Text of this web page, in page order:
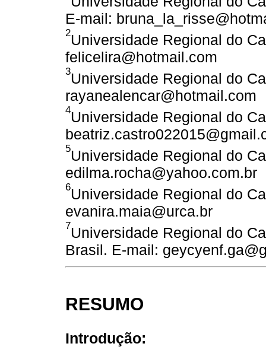
E-mail:
2Universidade Regional do
felicelira@hotmail.com
3Universidade Regional do
rayanealencar@hotmail.com
4Universidade Regional do
5Universidade Regional do
edilma.rocha@yahoo.com.br
6Universidade Regional do
evanira.maia@urca.br
7Universidade Regional do
Brasil. E-mail:
RESUMO
Introdução: